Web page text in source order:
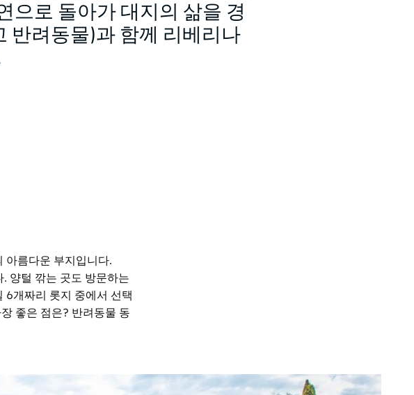
으로 돌아가 대지의 삶을 경
반려동물)과 함께 리베리나
아름다운 부지입니다.
양털 깎는 곳도 방문하는
6개짜리 롯지 중에서 선택
좋은 점은? 반려동물 동